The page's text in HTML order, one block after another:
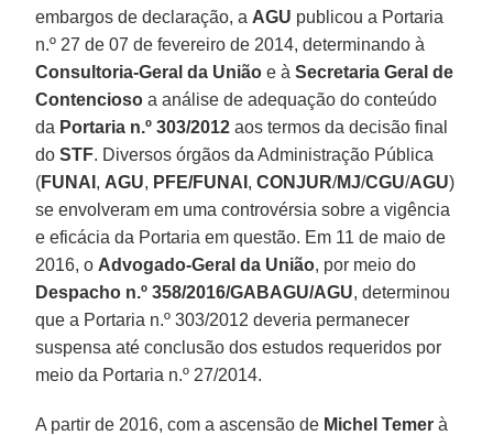
embargos de declaração, a AGU publicou a Portaria
n.º 27 de 07 de fevereiro de 2014, determinando à
Consultoria-Geral da União e àSecretaria Geral de
Contencioso a análise de adequação do conteúdo
da Portaria n.º 303/2012 aos termos da decisão final
doSTF. Diversos órgãos da Administração Pública
(FUNAI , AGU, PFE/FUNAI ,CONJUR/MJ/CGU/AGU)
se envolveram em uma controvérsia sobre a vigência
e eficácia da Portaria em questão. Em 11 de maio de
2016, o Advogado-Geral da União, por meio do
Despacho n.º 358/2016/GABAGU/AGU, determinou
que a Portaria n.º 303/2012 deveria permanecer
suspensa até conclusão dos estudos requeridos por
meio da Portaria n.º 27/2014.
A partir de 2016, com a ascensão de Michel Temer à